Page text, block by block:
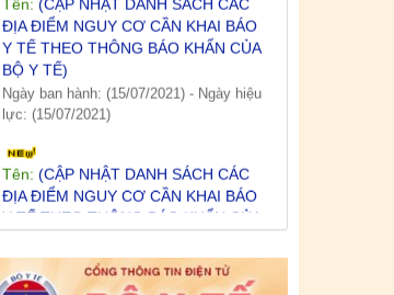
BỘ Y TẾ)
Ngày ban hành: (15/07/2021) -Ngày hiệu
lực: (15/07/2021)
Tên:(CẬP NHẬT DANH SÁCH CÁC
Y TẾ THEO THÔNG BÁO KHẨN CỦA
BỘ Y TẾ)
Ngày ban hành: (12/07/2021) -Ngày hiệu
Tên:(CẬP NHẬT DANH SÁCH CÁC